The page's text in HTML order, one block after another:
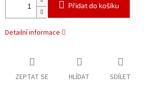
Přidat do košíku
Detailní informace
ZEPTAT SE HLÍDAT SDÍLET